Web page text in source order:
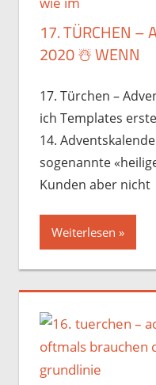
17. TÜRCHEN –
2020 ☃️️ WENN
17. Türchen –
ich Templates
14.
sogenannte
Kunden aber nicht
Weiterlesen